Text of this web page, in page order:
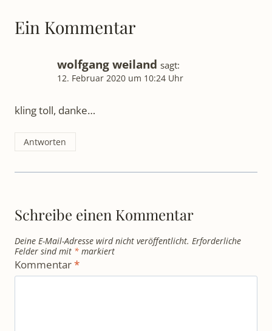
Ein Kommentar
wolfgang weiland sagt:
12. Februar 2020 um 10:24 Uhr
kling toll, danke…
Antworten
Schreibe einen Kommentar
Deine E-Mail-Adresse wird nicht veröffentlicht. Erforderliche
Felder sind mit * markiert
Kommentar*